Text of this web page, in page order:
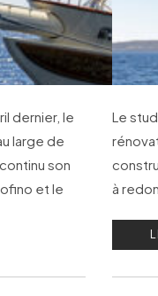
dernier, le
large de
son
et le
Le
à